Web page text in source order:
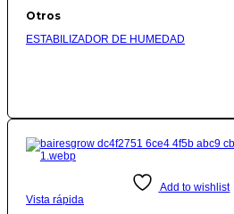
Otros
ESTABILIZADOR DE HUMEDAD
Add to wishlist
Vista rápida